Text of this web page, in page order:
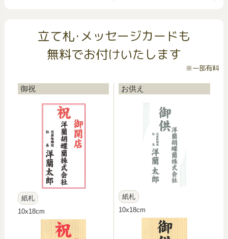
立て札･メッセージカードも
無料でお付けいたします
※一部有料
御祝
紙札
10x18cm
お供え
紙札
10x18cm